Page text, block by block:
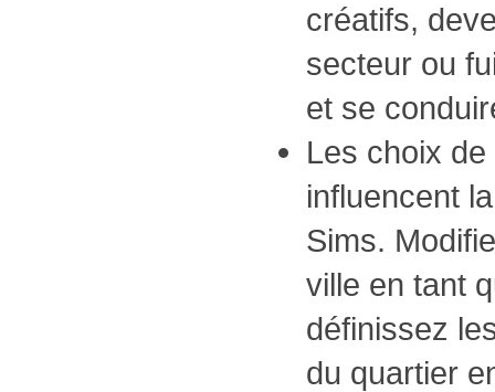
créatifs,
secteur ou
et se
Les choix
influencent
Sims.
ville en tant
définissez
du quartier